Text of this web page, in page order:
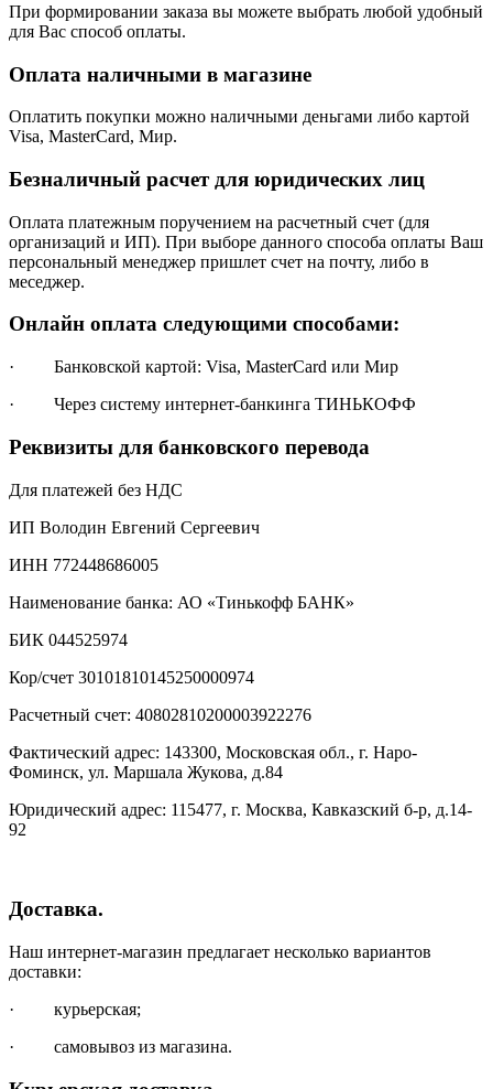
При формировании заказа вы можете выбрать любой удобный
для Вас способ оплаты.
Оплата наличными в магазине
Оплатить покупки можно наличными деньгами либо картой
Visa, MasterCard, Мир.
Безналичный расчет для юридических лиц
Оплата платежным поручением на расчетный счет (для
организаций и ИП). При выборе данного способа оплаты Ваш
персональный менеджер пришлет счет на почту, либо в
меседжер.
Онлайн оплата следующими способами:
· Банковской картой: Visa, MasterCard или Мир
· Через систему интернет-банкинга ТИНЬКОФФ
Реквизиты для банковского перевода
Для платежей без НДС
ИП Володин Евгений Сергеевич
ИНН 772448686005
Наименование банка: АО «Тинькофф БАНК»
БИК 044525974
Кор/счет 30101810145250000974
Расчетный счет: 40802810200003922276
Фактический адрес: 143300, Московская обл., г. Наро-
Фоминск, ул. Маршала Жукова, д.84
Юридический адрес: 115477, г. Москва, Кавказский б-р, д.14-
92
Доставка.
Наш интернет-магазин предлагает несколько вариантов
доставки:
· курьерская;
· самовывоз из магазина.